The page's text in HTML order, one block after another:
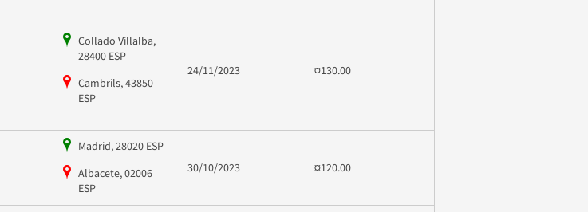
Collado Villalba,
28400 ESP
Cambrils, 43850
ESP
24/11/2023 ¤130.00
Madrid, 28020 ESP
Albacete, 02006
ESP
30/10/2023 ¤120.00